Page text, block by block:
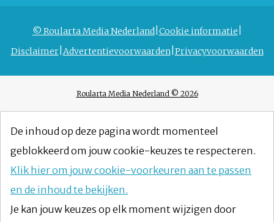
© Roularta Media Nederland Cookie informatie
Disclaimer Advertentievoorwaarden Privacyvoorwaarden
Roularta Media Nederland © 2026
De inhoud op deze pagina wordt momenteel
geblokkeerd om jouw cookie-keuzes te respecteren.
Klik hier om jouw cookie-voorkeuren aan te passen
en de inhoud te bekijken.
Je kan jouw keuzes op elk moment wijzigen door